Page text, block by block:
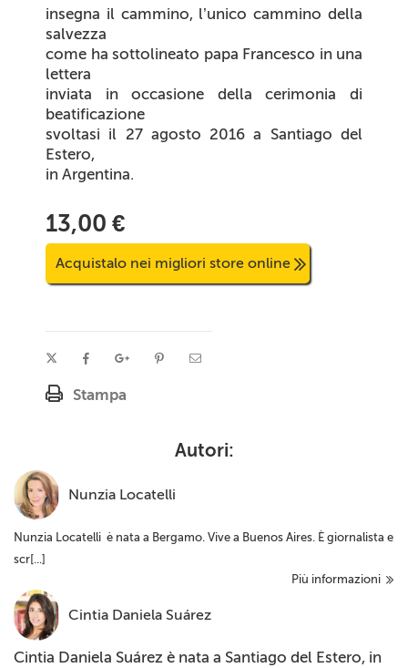
insegna il cammino, l’unico cammino della
salvezza
come ha sottolineato papa Francesco in una
lettera
inviata in occasione della cerimonia di
beatificazione
svoltasi il 27 agosto 2016 a Santiago del
Estero,
in Argentina.
13,00 €
Acquistalo nei migliori store online
Stampa
Autori:
Nunzia Locatelli
Nunzia Locatelli è nata a Bergamo. Vive a Buenos Aires. È giornalista e
scr[...]
Più informazioni
Cintia Daniela Suárez
Cintia Daniela Suárez è nata a Santiago del Estero, in